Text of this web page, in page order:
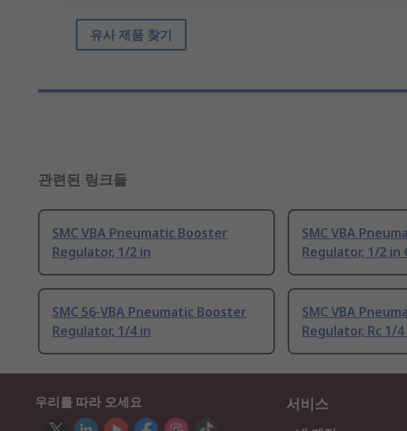
유사 제품 찾기
관련된 링크들
SMC VBA Pneumatic Booster
Regulator, 1/2 in
SMC VBA
Regulator, 1/2 in
SMC 56-VBA Pneumatic Booster
Regulator, 1/4 in
SMC VBA
Regulator, Rc 1/4
우리를 따라 오세요 서비스